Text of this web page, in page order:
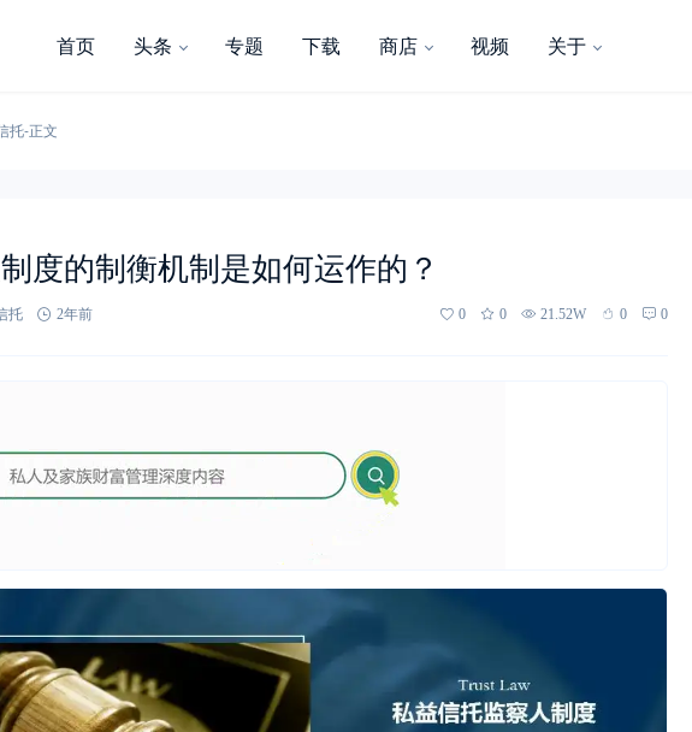
首页 头条 专题 下载 商店 视频 关于
托-正文
度的制衡机制是如何运作的？
托 2年前 0 0 21.52W 0 0